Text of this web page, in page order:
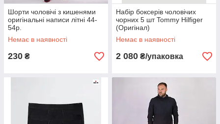
Шорти чоловічі з кишенями
оригінальні написи літні 44-
54р.
Немає в наявності
230 ₴
Набір боксерів чоловічих
чорних 5 шт Tommy Hilfiger
(Оригінал)
Немає в наявності
2 080 ₴/упаковка